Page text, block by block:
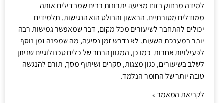
למידה מרחוק בזום מציעה יתרונות רבים שמבדילים אותה
ממודלים מסורתיים. הראשון והבולט הוא הנגישות. תלמידים
יכולים להתחבר לשיעורים מכל מקום, דבר שמאפשר גמישות רבה
יותר במערכת השעות. לא נדרש זמן נסיעה, מה שמפנה זמן נוסף
לפעילויות אחרות. כמו כן, המגוון הרחב של כלים טכנולוגיים שניתן
לשלב בשיעורים, כגון מצגות, סקרים ושיתוף מסך, תורם להנגשה
טובה יותר של החומר הנלמד.
לקריאת המאמר »